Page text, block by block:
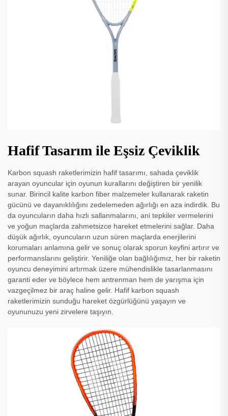
Hafif Tasarım ile Eşsiz Çeviklik
Karbon squash raketlerimizin hafif tasarımı, sahada çeviklik
arayan oyuncular için oyunun kurallarını değiştiren bir yenilik
sunar. Birincil kalite karbon fiber malzemeler kullanarak raketin
gücünü ve dayanıklılığını zedelemeden ağırlığı en aza indirdik. Bu
da oyuncuların daha hızlı sallanmalarını, ani tepkiler vermelerini
ve yoğun maçlarda zahmetsizce hareket etmelerini sağlar. Daha
düşük ağırlık, oyuncuların uzun süren maçlarda enerjilerini
korumaları anlamına gelir ve sonuç olarak sporun keyfini artırır ve
performanslarını geliştirir. Yeniliğe olan bağlılığımız, her bir raketin
oyuncu deneyimini artırmak üzere mühendislikle tasarlanmasını
garanti eder ve böylece hem antrenman hem de yarışma için
vazgeçilmez bir araç haline gelir. Hafif karbon squash
raketlerimizin sunduğu hareket özgürlüğünü yaşayın ve
oyununuzu yeni zirvelere taşıyın.